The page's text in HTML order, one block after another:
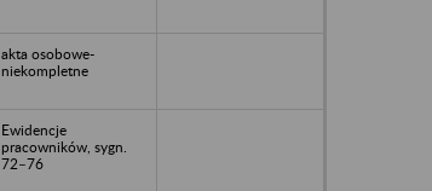
akta osobowe-
niekompletne
Ewidencje
pracowników, sygn.
72–76